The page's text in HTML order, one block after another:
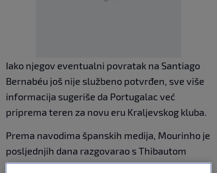
Iako njegov eventualni povratak na Santiago
Bernabéu još nije službeno potvrđen, sve više
informacija sugeriše da Portugalac već
priprema teren za novu eru Kraljevskog kluba.
Prema navodima španskih medija, Mourinho je
posljednjih dana razgovarao s Thibautom
Courtoisom, Viniciusom Juniorom i Kylianom